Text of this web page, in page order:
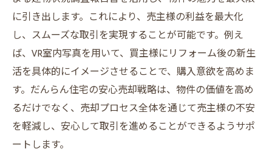
に引き出します。これにより、売主様の利益を最大化
し、スムーズな取引を実現することが可能です。例え
ば、VR室内写真を用いて、買主様にリフォーム後の新生
活を具体的にイメージさせることで、購入意欲を高めま
す。だんらん住宅の安心売却戦略は、物件の価値を高め
るだけでなく、売却プロセス全体を通じて売主様の不安
を軽減し、安心して取引を進めることができるようサポ
ートします。